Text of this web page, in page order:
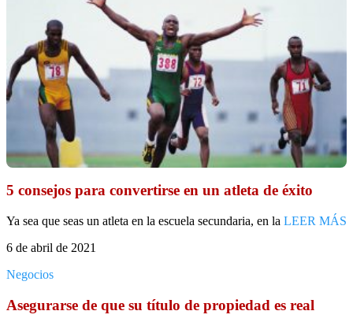
5 consejos para convertirse en un atleta de éxito
Ya sea que seas un atleta en la escuela secundaria, en la LEER MÁS
6 de abril de 2021
Negocios
Asegurarse de que su título de propiedad es real